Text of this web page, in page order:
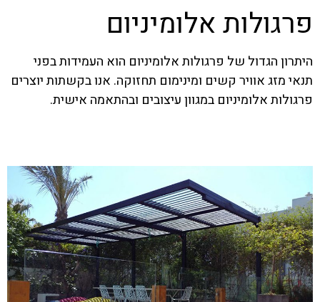
פרגולות אלומיניום
היתרון הגדול של פרגולות אלומיניום הוא העמידות בפני
תנאי מזג אוויר קשים ומינימום תחזוקה. אנו בקשתות יוצרים
פרגולות אלומיניום במגוון עיצובים ובהתאמה אישית.